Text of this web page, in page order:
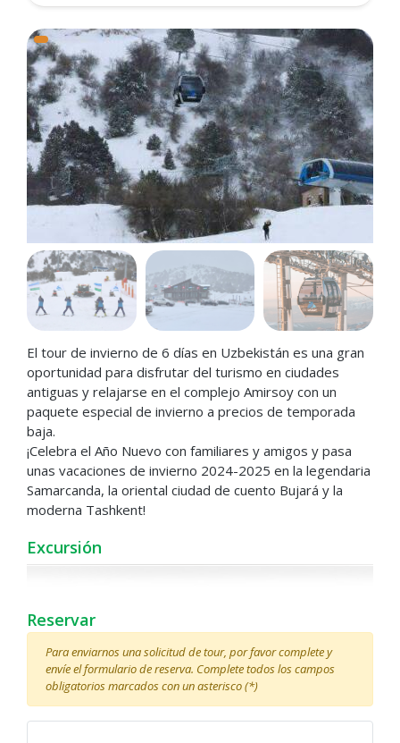
El tour de invierno de 6 días en Uzbekistán es una gran
oportunidad para disfrutar del turismo en ciudades
antiguas y relajarse en el complejo Amirsoy con un
paquete especial de invierno a precios de temporada
baja.
¡Celebra el Año Nuevo con familiares y amigos y pasa
unas vacaciones de invierno 2024-2025 en la legendaria
Samarcanda, la oriental ciudad de cuento Bujará y la
moderna Tashkent!
Excursión
Reservar
Para enviarnos una solicitud de tour, por favor complete y
envíe el formulario de reserva. Complete todos los campos
obligatorios marcados con un asterisco (*)